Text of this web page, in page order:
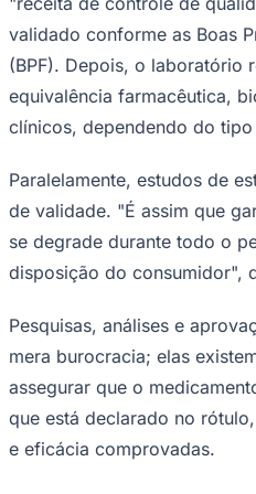
Goiás
garantir um objetivo
segurança de quem
Gerente de Registros do
maiores indústrias
Pollyana Rodrigues
um medicamento não
etapa é a qualificação dos
usados na fabricação",
Em seguida, vem o
além da criação do método